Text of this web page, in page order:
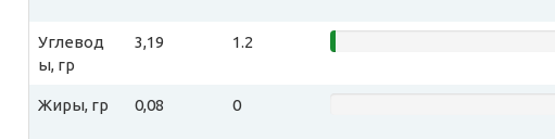
Углевод
ы, гр
3,19 1.2
Жиры, гр 0,08 0